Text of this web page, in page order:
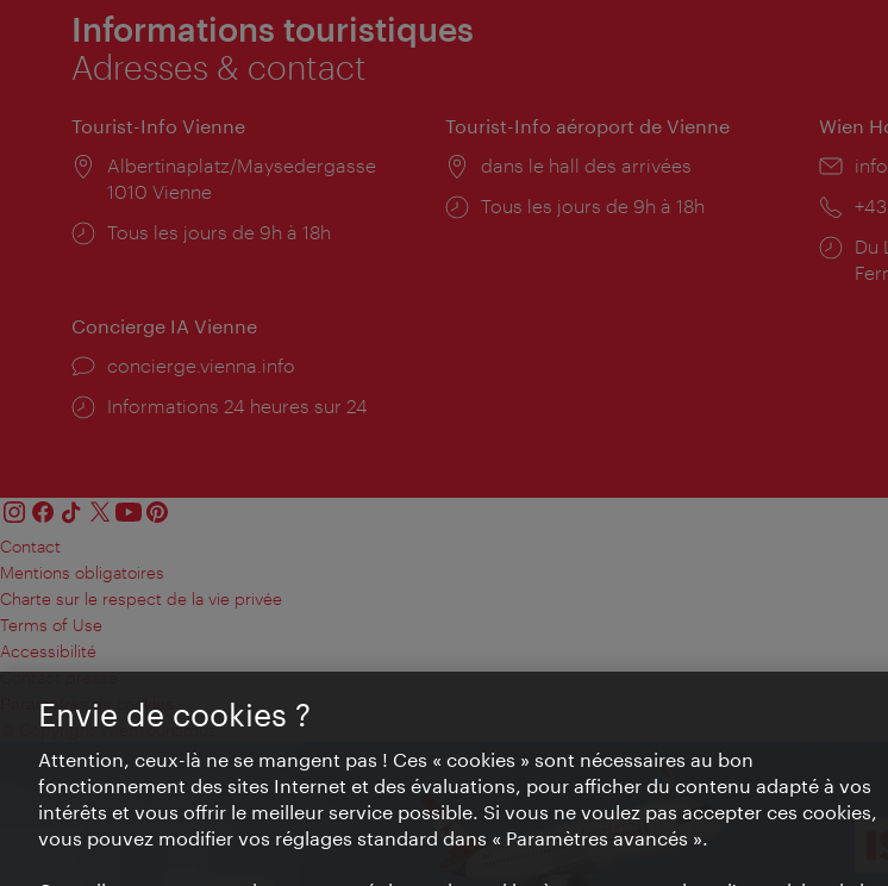
Informations touristiques
Adresses & contact
Tourist-Info Vienne
Lieu:
Albertinaplatz/Maysedergasse
1010 Vienne
Horaires
Tous les jours de 9h à 18h
Tourist-Info aéroport de Vienne
Lieu:
dans le hall des arrivées
Horaires
Tous les jours de 9h à 18h
Wien
E-
Du
Concierge IA Vienne
Ort:
concierge.vienna.info
Öffnungszeiten:
Informations 24 heures sur 24
Contact
Mentions obligatoires
Charte sur le respect de la vie privée
Terms of Use
Accessibilité
Contact presse
Paramètres de cookies
© Copyright WienTourismus
Envie de cookies ?
Attention, ceux-là ne se mangent pas ! Ces « cookies » sont nécessaires au bon
fonctionnement des sites Internet et des évaluations, pour afficher du contenu adapté à vos
intérêts et vous offrir le meilleur service possible. Si vous ne voulez pas accepter ces cookies,
vous pouvez modifier vos réglages standard dans « Paramètres avancés ».